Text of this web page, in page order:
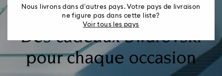
Des cadeaux Swarovski
pour chaque occasion
Nous livrons dans d’autres pays. Votre pays de livraison
ne figure pas dans cette liste?
Voir tous les pays